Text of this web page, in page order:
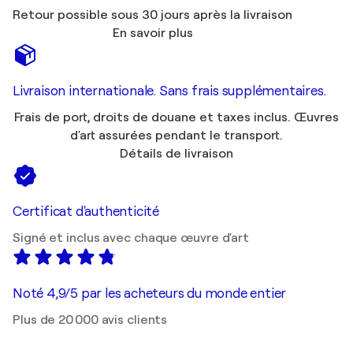
Retour possible sous 30 jours après la livraison
En savoir plus
Livraison internationale. Sans frais supplémentaires.
Frais de port, droits de douane et taxes inclus. Œuvres
d'art assurées pendant le transport.
Détails de livraison
Certificat d'authenticité
Signé et inclus avec chaque œuvre d'art
Noté 4,9/5 par les acheteurs du monde entier
Plus de 20 000 avis clients